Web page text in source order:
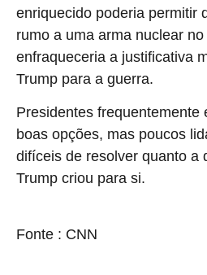
enriquecido poderia permitir
rumo a uma arma nuclear
enfraqueceria a justificativa
Trump para a guerra.
Presidentes frequentemente
boas opções, mas poucos
difíceis de resolver quanto a
Trump criou para si.
Fonte : CNN